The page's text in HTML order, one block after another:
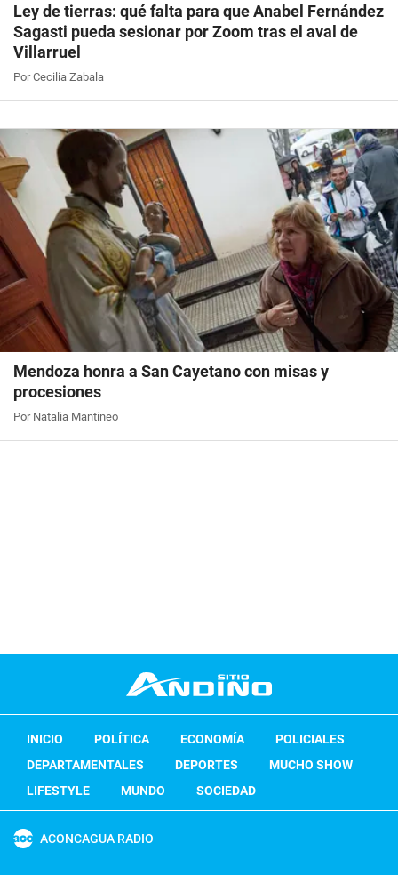
Ley de tierras: qué falta para que Anabel Fernández
Sagasti pueda sesionar por Zoom tras el aval de
Villarruel
Por Cecilia Zabala
Mendoza honra a San Cayetano con misas y
procesiones
Por Natalia Mantineo
INICIO POLÍTICA ECONOMÍA
POLICIALES
DEPARTAMENTALES
DEPORTES
MUCHO SHOW
LIFESTYLE
MUNDO SOCIEDAD
ACONCAGUA RADIO